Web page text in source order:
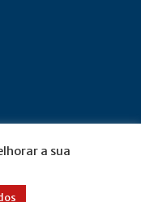
por
a sua